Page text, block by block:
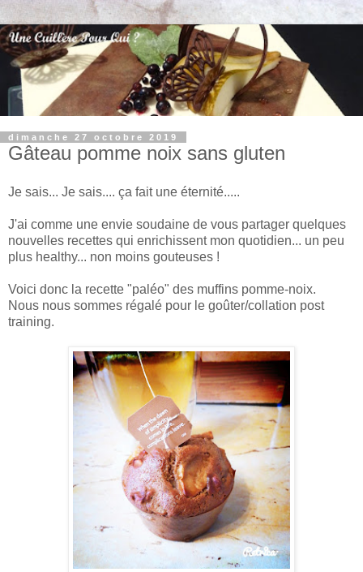
dimanche 27 octobre 2019
Gâteau pomme noix sans gluten
Je sais... Je sais.... ça fait une éternité.....
J'ai comme une envie soudaine de vous partager quelques
nouvelles recettes qui enrichissent mon quotidien... un peu
plus healthy... non moins gouteuses !
Voici donc la recette "paléo" des muffins pomme-noix.
Nous nous sommes régalé pour le goûter/collation post
training.